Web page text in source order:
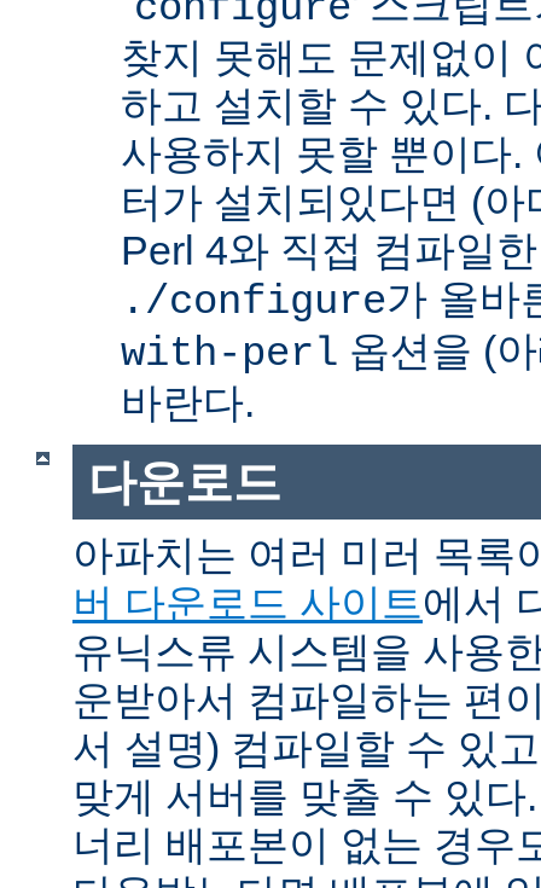
찾지 못해도 문제없이
하고 설치할 수 있다.
사용하지 못할 뿐이다.
터가 설치되있다면 (
Perl 4와 직접 컴파일
./configure가 올바
with-perl 옵션을 (
바란다.
다운로드
아파치는 여러 미러 목록
버 다운로드 사이트에서
유닉스류 시스템을 사용
운받아서 컴파일하는 편
서 설명) 컴파일할 수 있
맞게 서버를 맞출 수 있
너리 배포본이 없는 경우